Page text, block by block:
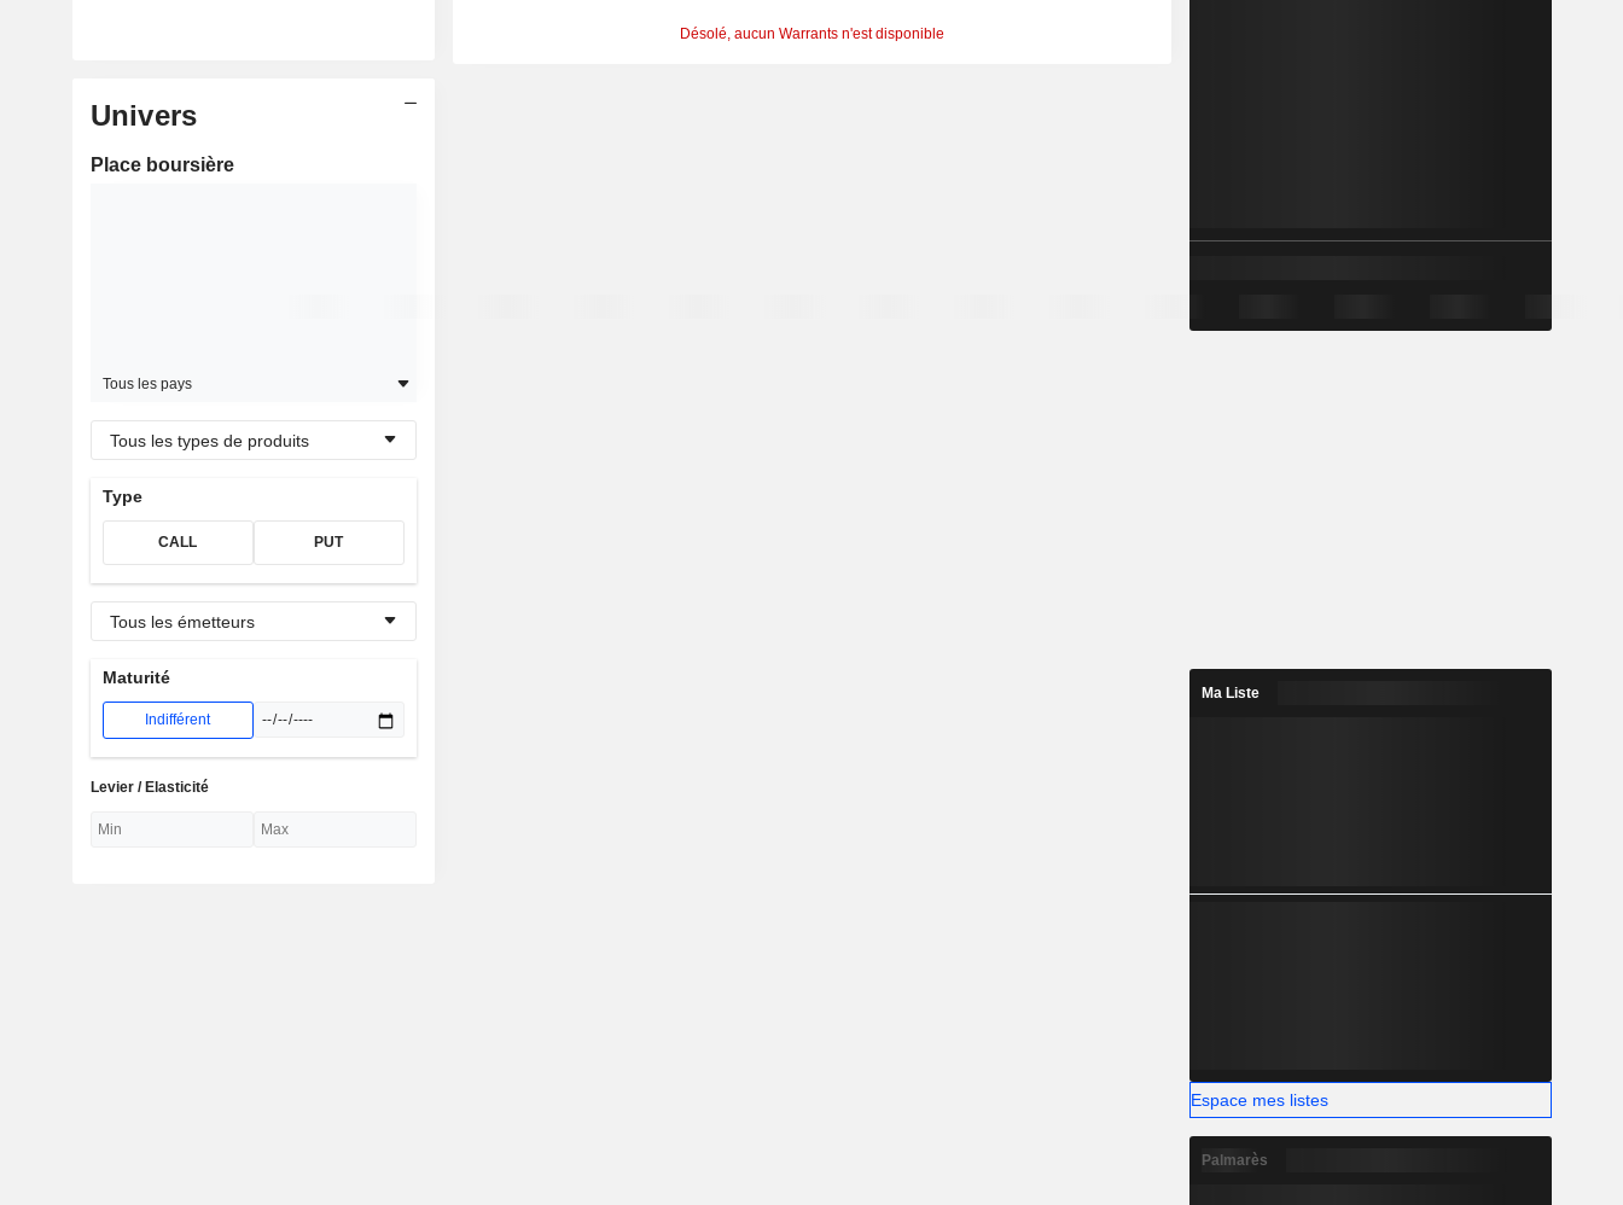
Univers
Place boursière
Tous les pays
Tous les types de produits
Type
CALL PUT
Tous les émetteurs
Maturité
Indifférent
Levier / Elasticité
Désolé, aucun Warrants n'est disponible
Ma Liste
Espace mes listes
Palmarès